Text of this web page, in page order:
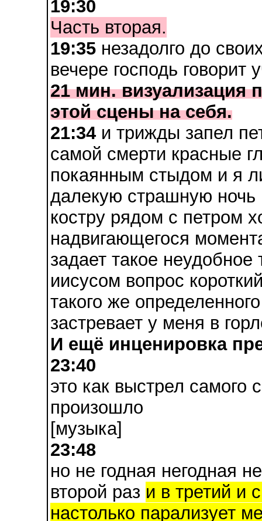
19:30
Часть вторая.
19:35 незадолго до
вечере господь говорит
21 мин. визуализация
этой сцены на себя.
21:34 и трижды запел
самой смерти красные
покаянным стыдом и я
далекую страшную
костру рядом с петром
надвигающегося
задает такое
иисусом вопрос
такого же
застревает у меня в
И ещё инценировка
23:40
это как выстрел самого
произошло
[музыка]
23:48
но не годная негодная
второй раз и в третий и
настолько парализует